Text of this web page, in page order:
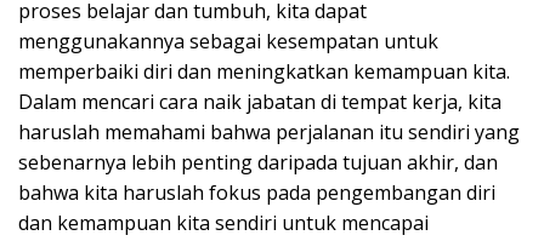
proses belajar dan tumbuh, kita dapat
menggunakannya sebagai kesempatan untuk
memperbaiki diri dan meningkatkan kemampuan kita.
Dalam mencari cara naik jabatan di tempat kerja, kita
haruslah memahami bahwa perjalanan itu sendiri yang
sebenarnya lebih penting daripada tujuan akhir, dan
bahwa kita haruslah fokus pada pengembangan diri
dan kemampuan kita sendiri untuk mencapai